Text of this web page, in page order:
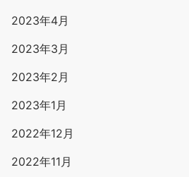
2023年4月
2023年3月
2023年2月
2023年1月
2022年12月
2022年11月